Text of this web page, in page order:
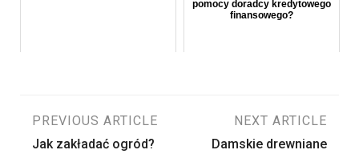
pomocy doradcy kredytowego
finansowego?
Nawigacja
PREVIOUS ARTICLE
Jak zakładać ogród?
NEXT ARTICLE
Damskie drewniane